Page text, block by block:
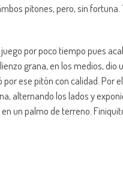
pitones, pero, sin
por poco tiempo pues
grana, en los medios, dio
ese pitón con calidad. Por
alternando los lados y
un palmo de terreno.